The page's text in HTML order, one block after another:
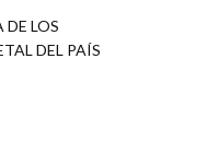
LOS
DEL PAÍS